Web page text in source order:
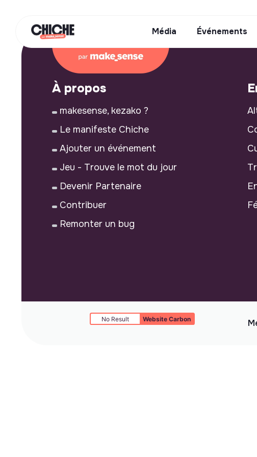
Média Événements
À propos
makesense, kezako ?
Le manifeste Chiche
Ajouter un événement
Jeu - Trouve le mot du jour
Devenir Partenaire
Contribuer
Remonter un bug
No Result Website Carbon